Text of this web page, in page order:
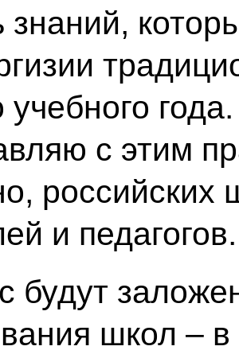
знаний,
учебного
с этим
российских
и педагогов.
будут
школ –